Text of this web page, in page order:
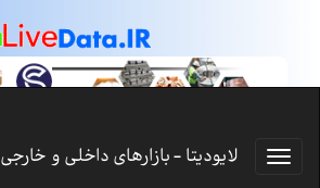
لایودیتا - بازارهای داخلی و خارجی